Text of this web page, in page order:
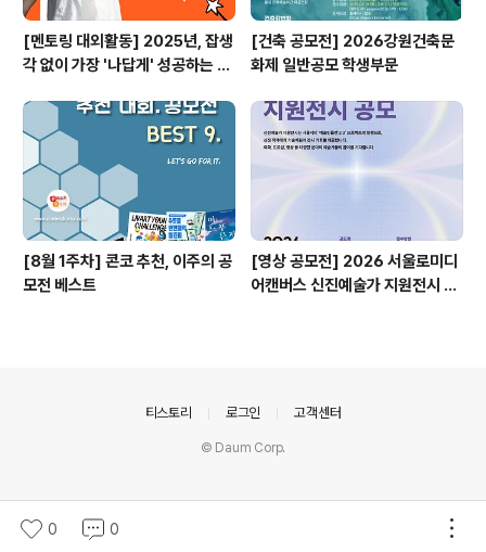
[멘토링 대외활동] 2025년, 잡생
각 없이 가장 '나답게' 성공하는 법
[건축 공모전] 2026강원건축문
화제 일반공모 학생부문
[8월 1주차] 콘코 추천, 이주의 공
모전 베스트
[영상 공모전] 2026 서울로미디
어캔버스 신진예술가 지원전시 공
0 0
티스토리 로그인 고객센터
© Daum Corp.